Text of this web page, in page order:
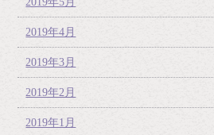
2019年4月
2019年3月
2019年2月
2019年1月